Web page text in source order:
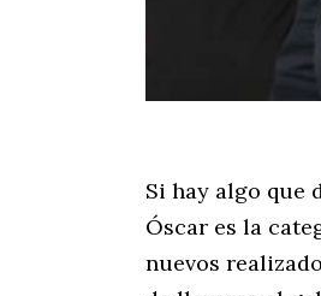
Si hay algo que
Óscar es la
nuevos